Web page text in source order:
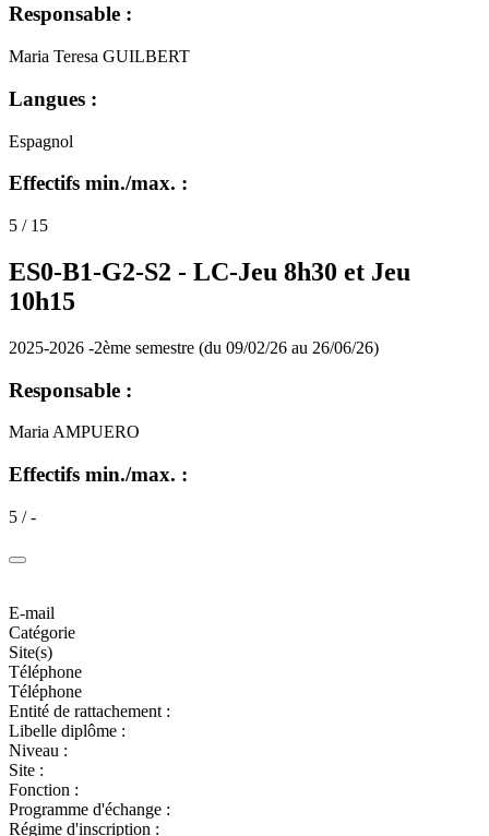
Responsable :
Maria Teresa GUILBERT
Langues :
Espagnol
Effectifs min./max. :
5 / 15
ES0-B1-G2-S2 - LC-Jeu 8h30 et Jeu
10h15
2025-2026 -2ème semestre (du 09/02/26 au 26/06/26)
Responsable :
Maria AMPUERO
Effectifs min./max. :
5 / -
E-mail
Catégorie
Site(s)
Téléphone
Téléphone
Entité de rattachement :
Libelle diplôme :
Niveau :
Site :
Fonction :
Programme d'échange :
Régime d'inscription :